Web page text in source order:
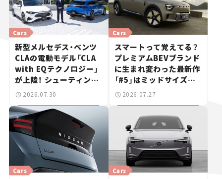
Cars
新型メルセデス・ベンツ
CLAの電動モデル「CLA
with EQテクノロジー」
が上陸！ シューティング
ブレークも発売【新車ニ
2026.07.30
Cars
スマートって覚えてる？
プレミアムBEVブランド
に生まれ変わった最新作
「#5」はミッドサイズ
SUV！【日本未発売のク
2026.07.27
Cars Cars